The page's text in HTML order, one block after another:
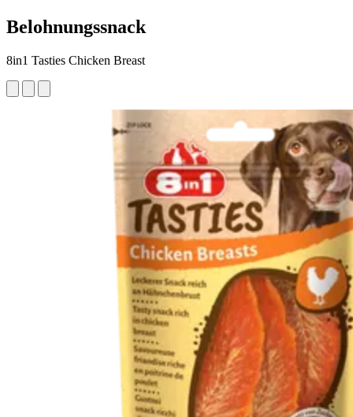
Belohnungssnack
8in1 Tasties Chicken Breast